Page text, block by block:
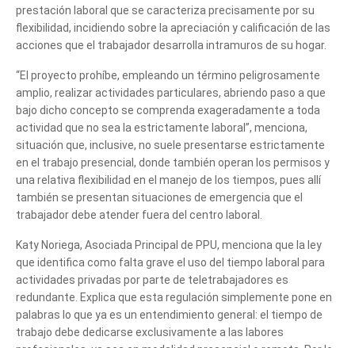
prestación laboral que se caracteriza precisamente por su
flexibilidad, incidiendo sobre la apreciación y calificación de las
acciones que el trabajador desarrolla intramuros de su hogar.
“El proyecto prohíbe, empleando un término peligrosamente
amplio, realizar actividades particulares, abriendo paso a que
bajo dicho concepto se comprenda exageradamente a toda
actividad que no sea la estrictamente laboral”, menciona,
situación que, inclusive, no suele presentarse estrictamente
en el trabajo presencial, donde también operan los permisos y
una relativa flexibilidad en el manejo de los tiempos, pues allí
también se presentan situaciones de emergencia que el
trabajador debe atender fuera del centro laboral.
Katy Noriega, Asociada Principal de PPU, menciona que la ley
que identifica como falta grave el uso del tiempo laboral para
actividades privadas por parte de teletrabajadores es
redundante. Explica que esta regulación simplemente pone en
palabras lo que ya es un entendimiento general: el tiempo de
trabajo debe dedicarse exclusivamente a las labores